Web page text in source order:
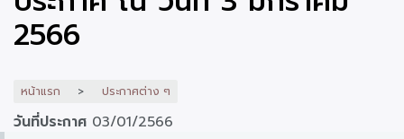
เพลิง
2566
หน้าแรก ประกาศต่าง ๆ
วันที่ประกาศ 03/01/2566